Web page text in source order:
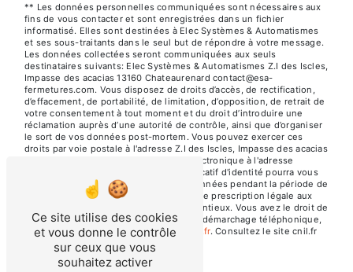
** Les données personnelles communiquées sont nécessaires aux
fins de vous contacter et sont enregistrées dans un fichier
informatisé. Elles sont destinées à Elec Systèmes & Automatismes
et ses sous-traitants dans le seul but de répondre à votre message.
Les données collectées seront communiquées aux seuls
destinataires suivants: Elec Systèmes & Automatismes Z.I des Iscles,
Impasse des acacias 13160 Chateaurenard contact@esa-
fermetures.com. Vous disposez de droits d’accès, de rectification,
d’effacement, de portabilité, de limitation, d’opposition, de retrait de
votre consentement à tout moment et du droit d’introduire une
réclamation auprès d’une autorité de contrôle, ainsi que d’organiser
le sort de vos données post-mortem. Vous pouvez exercer ces
droits par voie postale à l'adresse Z.I des Iscles, Impasse des acacias
13160 Chateaurenard ou par courrier électronique à l'adresse
contact@esa-fermetures.com. Un justificatif d'identité pourra vous
être demandé. Nous conservons vos données pendant la période de
prise de contact puis pendant la durée de prescription légale aux
fins probatoires et de gestion des contentieux. Vous avez le droit de
vous inscrire sur la liste d'opposition au démarchage téléphonique,
disponible à cette adresse: Bloctel.gouv.fr. Consultez le site cnil.fr
pour plus d’informations sur vos droits.
Ce site utilise des cookies
et vous donne le contrôle
sur ceux que vous
souhaitez activer